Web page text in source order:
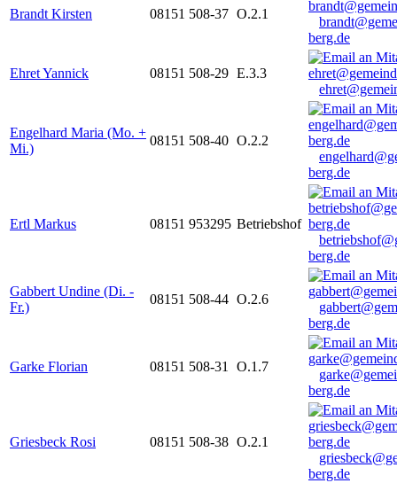
Brandt Kirsten 08151 508-37 O.2.1
berg.de
Ehret Yannick 08151 508-29 E.3.3
Engelhard Maria (Mo. +
Mi.)
08151 508-40 O.2.2
berg.de
Ertl Markus 08151 953295 Betriebshof
berg.de
Gabbert Undine (Di. -
Fr.)
08151 508-44 O.2.6
berg.de
Garke Florian 08151 508-31 O.1.7
berg.de
Griesbeck Rosi 08151 508-38 O.2.1
berg.de